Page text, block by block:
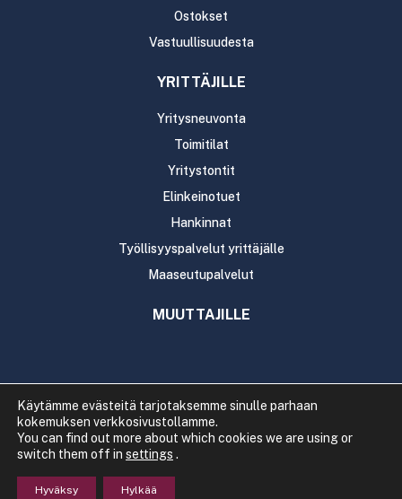
Ostokset
Vastuullisuudesta
YRITTÄJILLE
Yritysneuvonta
Toimitilat
Yritystontit
Elinkeinotuet
Hankinnat
Työllisyyspalvelut yrittäjälle
Maaseutupalvelut
MUUTTAJILLE
Copyright 2020 Rautavaaran kunta
TietosuojaSaavutettavuus
Käytämme evästeitä tarjotaksemme sinulle parhaan
kokemuksen verkkosivustollamme.
You can find out more about which cookies we are using or
switch them off in settings .
Hyväksy Hylkää